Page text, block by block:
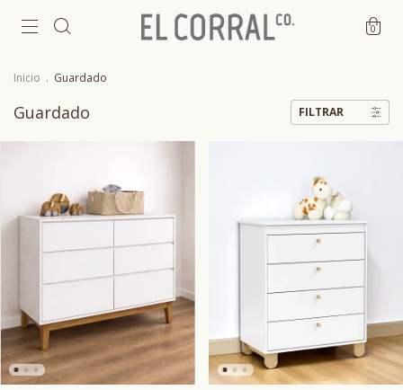
0
Inicio . Guardado
Guardado FILTRAR